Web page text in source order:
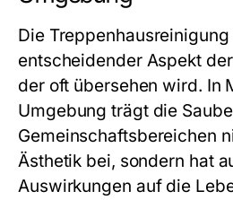
Die Treppenhausreinigung
entscheidender Aspekt
der oft übersehen wird. In
Umgebung trägt die
Gemeinschaftsbereichen
Ästhetik bei, sondern hat
Auswirkungen auf die